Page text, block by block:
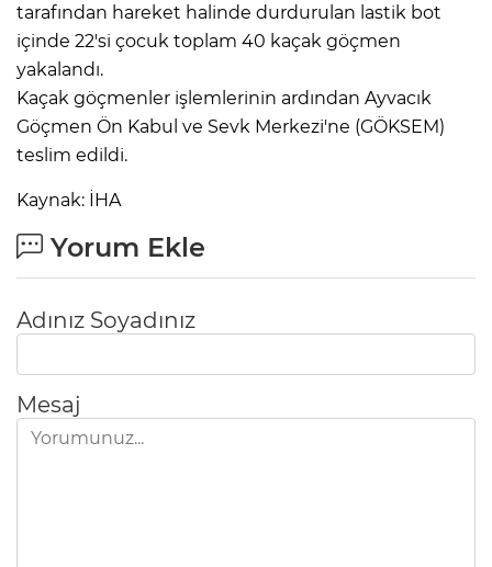
tarafından hareket halinde durdurulan lastik bot
içinde 22'si çocuk toplam 40 kaçak göçmen
yakalandı.
Kaçak göçmenler işlemlerinin ardından Ayvacık
Göçmen Ön Kabul ve Sevk Merkezi'ne (GÖKSEM)
teslim edildi.
Kaynak: İHA
Yorum Ekle
Adınız Soyadınız
Mesaj